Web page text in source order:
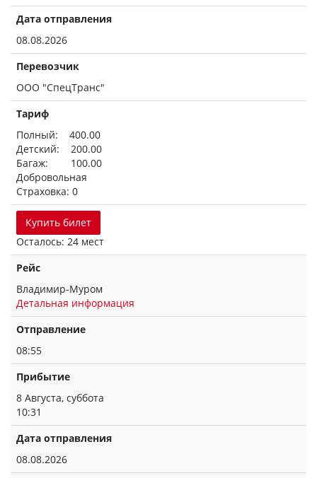
Дата отправления
08.08.2026
Перевозчик
ООО "СпецТранс"
Тариф
Полный: 400.00
Детский: 200.00
Багаж: 100.00
Добровольная
Страховка: 0
Купить билет
Осталось: 24 мест
Рейс
Владимир-Муром
Детальная информация
Отправление
08:55
Прибытие
8 Августа, суббота
10:31
Дата отправления
08.08.2026